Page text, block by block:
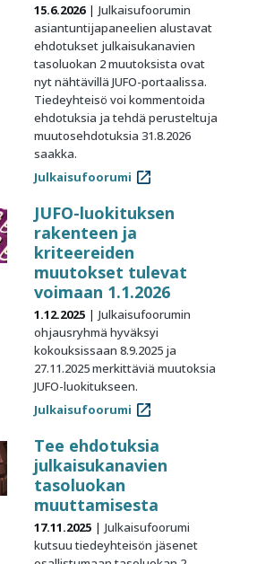
15.6.2026
Julkaisufoorumin
asiantuntijapaneelien alustavat
ehdotukset julkaisukanavien
tasoluokan 2 muutoksista ovat
nyt nähtävillä JUFO-portaalissa.
Tiedeyhteisö voi kommentoida
ehdotuksia ja tehdä perusteltuja
muutosehdotuksia 31.8.2026
saakka.
Julkaisufoorumi
JUFO-luokituksen
rakenteen ja
kriteereiden
muutokset tulevat
voimaan 1.1.2026
1.12.2025
Julkaisufoorumin
ohjausryhmä hyväksyi
kokouksissaan 8.9.2025 ja
27.11.2025 merkittäviä muutoksia
JUFO-luokitukseen.
Julkaisufoorumi
Tee ehdotuksia
julkaisukanavien
tasoluokan
muuttamisesta
17.11.2025
Julkaisufoorumi
kutsuu tiedeyhteisön jäsenet